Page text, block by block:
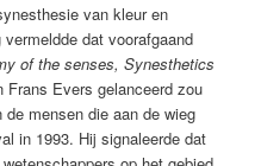
van kleur en
dat voorafgaand
of the senses, Synesthetics
Frans Evers gelanceerd zou
mensen die aan de wieg
in 1993. Hij signaleerde dat